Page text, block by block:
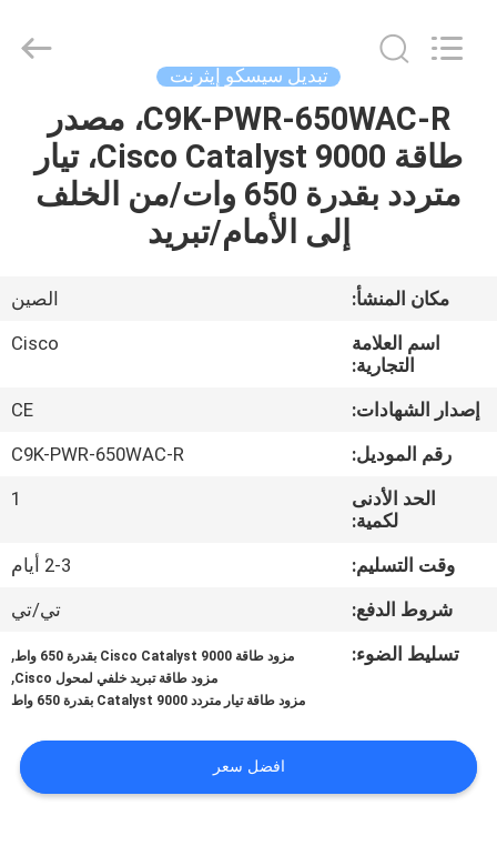
المنزل
المنتجات
حولنا
جولة
المصنع
مراقبة
الجودة
اتصل
أخبار
تبديل سيسكو إيثرنت
C9K-PWR-650WAC-R، مصدر
طاقة Cisco Catalyst 9000، تيار
متردد بقدرة 650 وات/من الخلف
إلى الأمام/تبريد
مكان المنشأ:
الصين
اسم العلامة
التجارية:
Cisco
إصدار الشهادات:
CE
رقم الموديل:
C9K-PWR-650WAC-R
الحد الأدنى
لكمية:
1
وقت التسليم:
2-3 أيام
شروط الدفع:
تي/تي
تسليط الضوء:
مزود طاقة Cisco Catalyst 9000 بقدرة 650 واط ,
مزود طاقة تبريد خلفي لمحول Cisco ,
مزود طاقة تيار متردد Catalyst 9000 بقدرة 650 واط
افضل سعر